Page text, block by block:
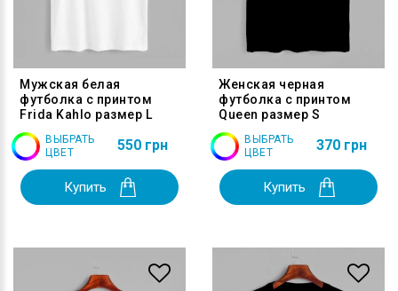
Мужская белая
футболка с принтом
Frida Kahlo размер L
ВЫБРАТЬ
ЦВЕТ
550 грн
Купить
Женская черная
футболка с принтом
Queen размер S
ВЫБРАТЬ
ЦВЕТ
370 грн
Купить